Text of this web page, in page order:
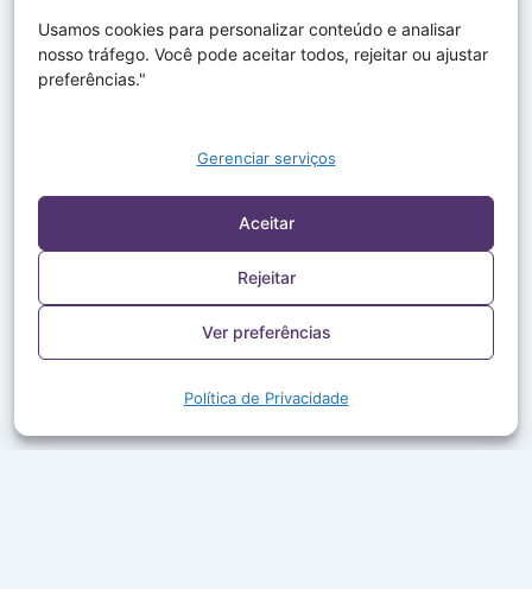
Usamos cookies para personalizar conteúdo e analisar
nosso tráfego. Você pode aceitar todos, rejeitar ou ajustar
preferências."
Gerenciar serviços
Aceitar
Rejeitar
Ver preferências
Política de Privacidade